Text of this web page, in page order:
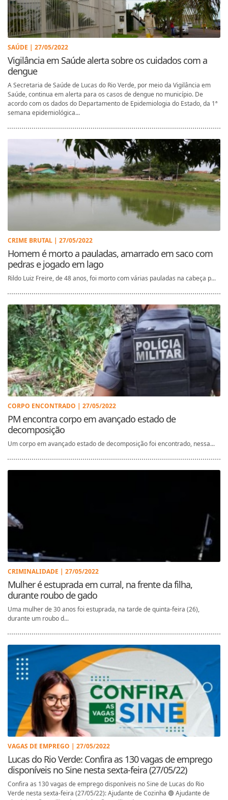
SAÚDE | 27/05/2022
Vigilância em Saúde alerta sobre os cuidados com a
dengue
A Secretaria de Saúde de Lucas do Rio Verde, por meio da Vigilância em
Saúde, continua em alerta para os casos de dengue no município. De
acordo com os dados do Departamento de Epidemiologia do Estado, da 1ª
semana epidemiológica...
CRIME BRUTAL | 27/05/2022
Homem é morto a pauladas, amarrado em saco com
pedras e jogado em lago
Rildo Luiz Freire, de 48 anos, foi morto com várias pauladas na cabeça p...
CORPO ENCONTRADO | 27/05/2022
PM encontra corpo em avançado estado de
decomposição
Um corpo em avançado estado de decomposição foi encontrado, nessa...
CRIMINALIDADE | 27/05/2022
Mulher é estuprada em curral, na frente da filha,
durante roubo de gado
Uma mulher de 30 anos foi estuprada, na tarde de quinta-feira (26),
durante um roubo d...
VAGAS DE EMPREGO | 27/05/2022
Lucas do Rio Verde: Confira as 130 vagas de emprego
disponíveis no Sine nesta sexta-feira (27/05/22)
Confira as 130 vagas de emprego disponíveis no Sine de Lucas do Rio
Verde nesta sexta-feira (27/05/22): Ajudante de Cozinha 🟢 Ajudante de